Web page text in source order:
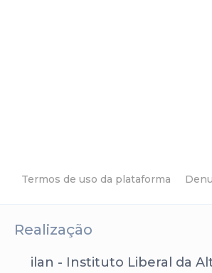
Termos de uso da plataforma
Realização
ilan - Instituto Liberal da